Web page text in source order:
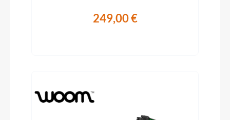
249,00 €